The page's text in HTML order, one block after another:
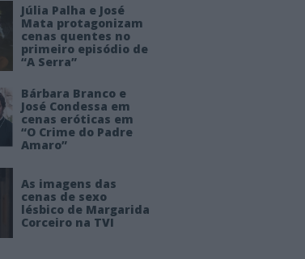
Júlia Palha e José
Mata protagonizam
cenas quentes no
primeiro episódio de
“A Serra”
Bárbara Branco e
José Condessa em
cenas eróticas em
“O Crime do Padre
Amaro”
As imagens das
cenas de sexo
lésbico de Margarida
Corceiro na TVI